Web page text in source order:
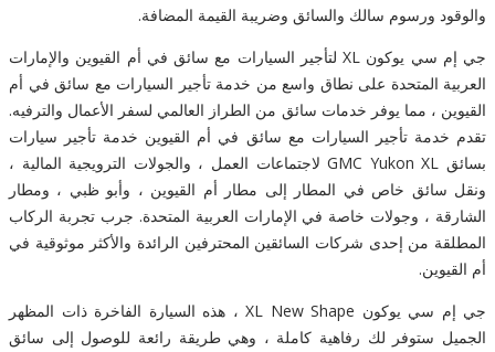
والوقود ورسوم سالك والسائق وضريبة القيمة المضافة.
جي إم سي يوكون XL لتأجير السيارات مع سائق في أم القيوين والإمارات
العربية المتحدة على نطاق واسع من خدمة تأجير السيارات مع سائق في أم
القيوين ، مما يوفر خدمات سائق من الطراز العالمي لسفر الأعمال والترفيه.
تقدم خدمة تأجير السيارات مع سائق في أم القيوين خدمة تأجير سيارات
بسائق GMC Yukon XL لاجتماعات العمل ، والجولات الترويجية المالية ،
ونقل سائق خاص في المطار إلى مطار أم القيوين ، وأبو ظبي ، ومطار
الشارقة ، وجولات خاصة في الإمارات العربية المتحدة. جرب تجربة الركاب
المطلقة من إحدى شركات السائقين المحترفين الرائدة والأكثر موثوقية في
أم القيوين.
جي إم سي يوكون XL New Shape ، هذه السيارة الفاخرة ذات المظهر
الجميل ستوفر لك رفاهية كاملة ، وهي طريقة رائعة للوصول إلى سائق